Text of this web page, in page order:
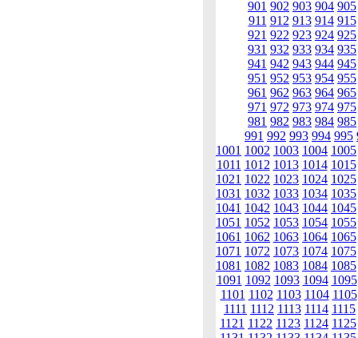
901 902 903 904 905
911 912 913 914 915
921 922 923 924 925
931 932 933 934 935
941 942 943 944 945
951 952 953 954 955
961 962 963 964 965
971 972 973 974 975
981 982 983 984 985
991 992 993 994 995
1001 1002 1003 1004 1005
1011 1012 1013 1014 1015
1021 1022 1023 1024 1025
1031 1032 1033 1034 1035
1041 1042 1043 1044 1045
1051 1052 1053 1054 1055
1061 1062 1063 1064 1065
1071 1072 1073 1074 1075
1081 1082 1083 1084 1085
1091 1092 1093 1094 1095
1101 1102 1103 1104 1105
1111 1112 1113 1114 1115
1121 1122 1123 1124 1125